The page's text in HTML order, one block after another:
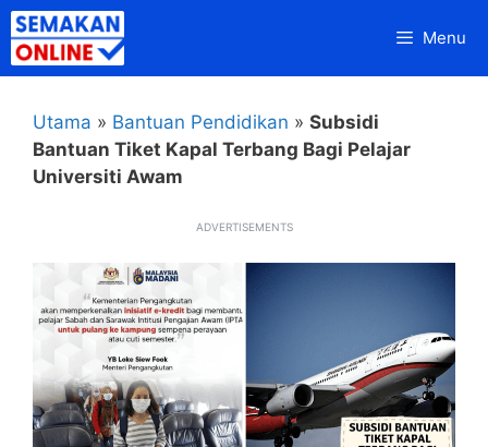
Skip
to
content
Menu
Utama » Bantuan Pendidikan » Subsidi
Bantuan Tiket Kapal Terbang Bagi Pelajar
Universiti Awam
ADVERTISEMENTS